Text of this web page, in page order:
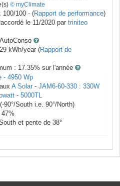
© myClimate
: 100/100 - (Rapport de performance)
le 11/2020 par triniteo
kWh/year (Rapport de
: 17.35% sur l'année
- 4950 Wp
A Solar - JAM6-60-330 : 330W
- 5000TL
(-90°/South i.e. 90°/North)
47%
et pente de 38°